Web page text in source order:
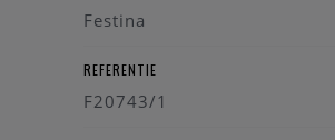
F20743/1.Festina
REFERENTIE
F20743/1